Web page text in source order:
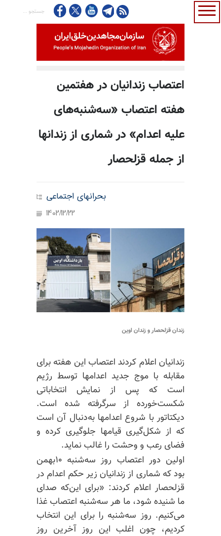
اعتصاب زندانیان در هفتمین
هفته اعتصاب «سه‌شنبه‌های
علیه اعدام» در شماری از زندانها
از جمله قزلحصار
بحرانهای اجتماعی
1402/12/22
زندان قزلحصار و زندان اوین
زندانیان اعلام کردند اعتصاب این هفته برای
مقابله با موج جدید اعدامها توسط رژیم
است که پس از نمایش انتخاباتی
شکست‌خورده از سرگرفته شده است.
دیکتاتور با شروع اعدامها به‌دنبال آن است
که از شکل‌گیری قیامها جلوگیری کرده و
فضای رعب و وحشت را غالب نماید.
اولین دور اعتصاب روز سه‌شنبه ۱۰بهمن
بود که شماری از زندانیان زیر حکم اعدام در
قزلحصار اعلام کردند: «برای این‌که صدای
ما شنیده شود، ما هر سه‌شنبه اعتصاب غذا
می‌کنیم. روز سه‌شنبه را برای این انتخاب
کردیم، چون اغلب این روز آخرین روز